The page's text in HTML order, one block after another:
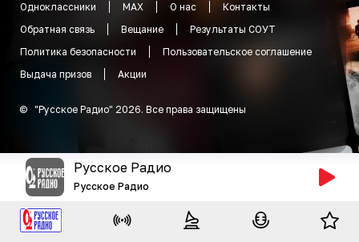
Одноклассники
MAX О нас
Контакты
Обратная связь
Вещание
Результаты СОУТ
Политика безопасности
Пользовательское соглашение
Выдача призов
Акции
© "Русское Радио" 2026. Все права защищены
Русское Радио
Русское Радио